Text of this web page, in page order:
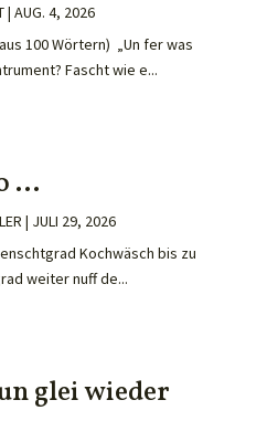
| AUG. 4, 2026
100 Wörtern) „Un fer was
Fascht wie e...
…
| JULI 29, 2026
Kochwäsch bis zu
weiter nuff de...
glei wieder